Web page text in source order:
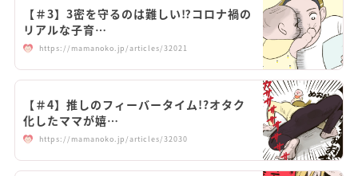
【＃3】3密を守るのは難しい⁉︎コロナ禍の
リアルな子育…
https://mamanoko.jp/articles/32021
【＃4】推しのフィーバータイム!?オタク
化したママが嬉…
https://mamanoko.jp/articles/32030